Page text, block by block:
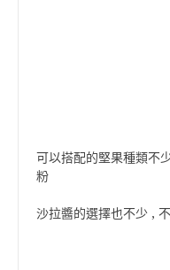
可以搭配的堅果種類不
粉
沙拉醬的選擇也不少 ,